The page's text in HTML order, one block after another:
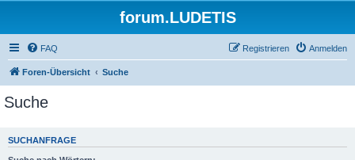
forum.LUDETIS
FAQ Anmelden
Registrieren
Foren-Übersicht Suche
Suche
SUCHANFRAGE